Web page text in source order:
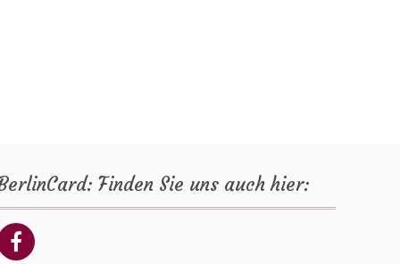
Finden Sie uns auch hier: